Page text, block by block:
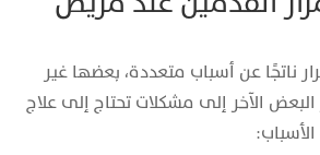
ناتجًا عن أسباب متعددة، بعضها غير
الآخر إلى مشكلات تحتاج إلى علاج